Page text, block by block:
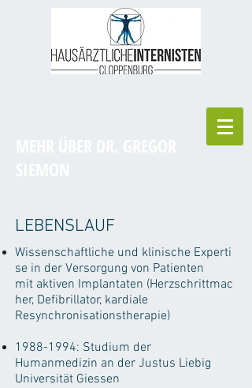
LEBENSLAUF
Wissenschaftliche und klinische Experti
se in der Versorgung von Patienten
mit aktiven Implantaten (Herzschrittmac
her, Defibrillator, kardiale
Resynchronisationstherapie)
1988-1994: Studium der
Humanmedizin an der Justus Liebig
Universität Giessen